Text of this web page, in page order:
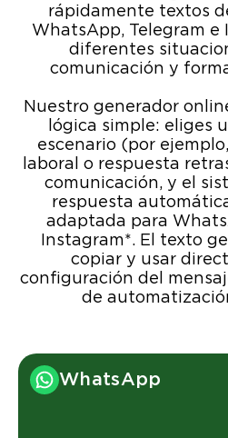
rápidamente textos
WhatsApp, Telegram
diferentes
comunicación y
Nuestro generador
lógica simple: eliges
escenario (por
laboral o respuesta
comunicación, y el
respuesta
adaptada para
Instagram*. El texto
copiar y usar
configuración del
de
WhatsApp